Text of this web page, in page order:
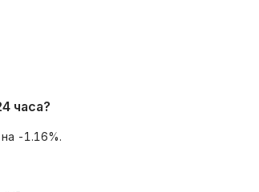
часа?
-1.16%.